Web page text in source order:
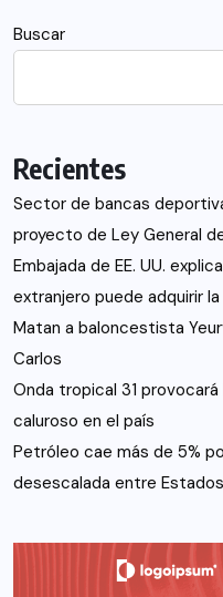
Buscar
Recientes
Sector de bancas
proyecto de Ley General
Embajada de EE. UU.
extranjero puede adquirir
Matan a baloncestista
Carlos
Onda tropical 31
caluroso en el país
Petróleo cae más de 5%
desescalada entre